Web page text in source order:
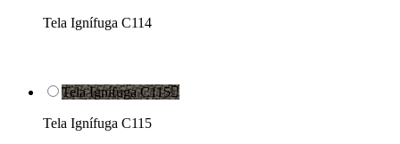
Tela Ignífuga C114
Tela Ignífuga C115
Tela Ignífuga C115